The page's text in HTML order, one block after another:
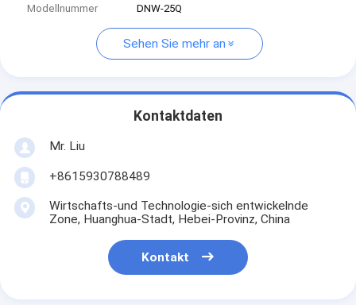
Modellnummer
DNW-25Q
Sehen Sie mehr an
Kontaktdaten
Mr. Liu
+8615930788489
Wirtschafts-und Technologie-sich entwickelnde
Zone, Huanghua-Stadt, Hebei-Provinz, China
Kontakt